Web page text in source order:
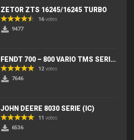
ZETOR ZTS 16245/16245 TURBO
16votes
9477
FENDT 700 – 800 VARIO TMS SERIES (IC) V2
12 votes
7646
JOHN DEERE 8030 SERIE (IC)
11 votes
6536